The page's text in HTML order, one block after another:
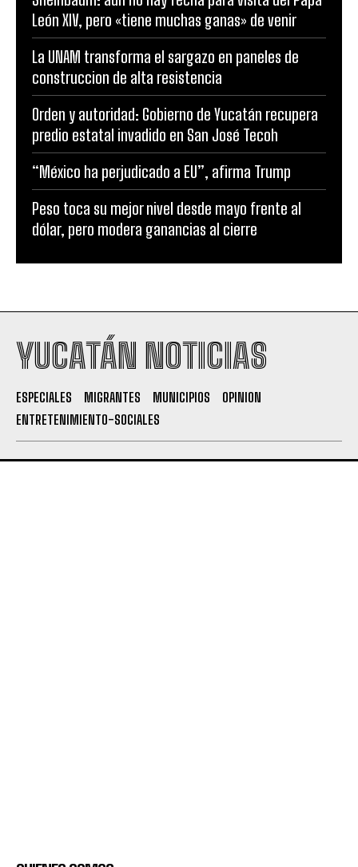
León XIV, pero «tiene muchas ganas» de venir
La UNAM transforma el sargazo en paneles de
construccion de alta resistencia
Orden y autoridad: Gobierno de Yucatán recupera
predio estatal invadido en San José Tecoh
“México ha perjudicado a EU”, afirma Trump
Peso toca su mejor nivel desde mayo frente al
dólar, pero modera ganancias al cierre
YUCATÁN NOTICIAS
ESPECIALES MIGRANTES MUNICIPIOS
OPINION
ENTRETENIMIENTO-SOCIALES